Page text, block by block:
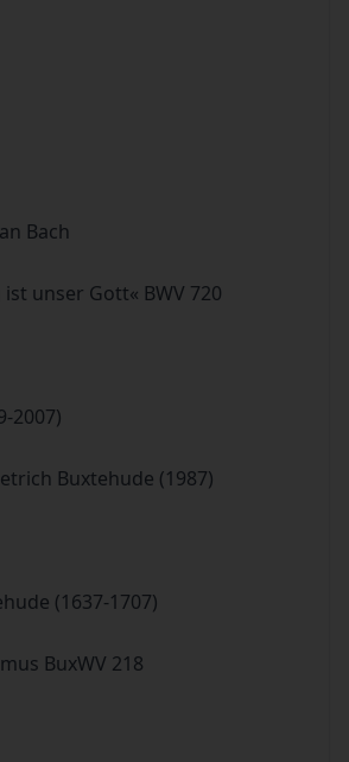
Bach
unser Gott« BWV 720
2007)
Buxtehude (1987)
(1637-1707)
BuxWV 218